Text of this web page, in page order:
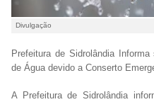
Divulgação
Prefeitura de Sidrolândia
de Água devido a Conserto
A Prefeitura de Sidrolândia